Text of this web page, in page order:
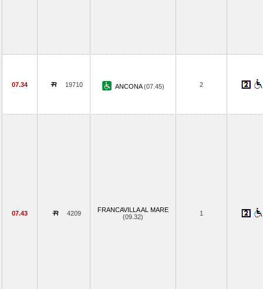
07.34 19710 ANCONA(07.45) 2
07.43 4209
FRANCAVILLA AL MARE
(09.32)
1